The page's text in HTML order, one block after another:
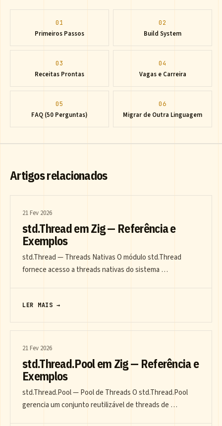
01
Primeiros Passos
02
Build System
03
Receitas Prontas
04
Vagas e Carreira
05
FAQ (50 Perguntas)
06
Migrar de Outra Linguagem
Artigos relacionados
21 Fev 2026
std.Thread em Zig — Referência e
Exemplos
std.Thread — Threads Nativas O módulo std.Thread
fornece acesso a threads nativas do sistema …
LER MAIS →
21 Fev 2026
std.Thread.Pool em Zig — Referência e
Exemplos
std.Thread.Pool — Pool de Threads O std.Thread.Pool
gerencia um conjunto reutilizável de threads de …